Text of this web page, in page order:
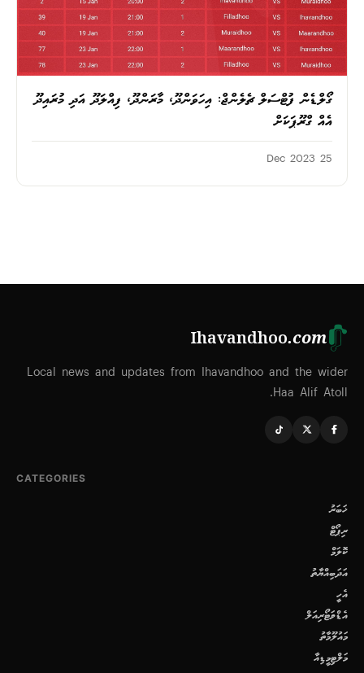
ގޯލްޑެން ފުޓްސަލް ޗެލެންޖް: އިހަވަންދޫ، މާރަންދޫ، ފިއްލަދޫ އަދި މުރައިދޫ
އެއް ގްރޫޕަކަށް
25 Dec 2023
Ihavandhoo.com
Local news and updates from Ihavandhoo and the wider
Haa Alif Atoll.
CATEGORIES
ޚަބަރު
ރިޕޯޓް
ކޮލަމް
އަދަބިއްޔާތު
އެހީ
އެޑްވަޓޯރިއަލް
މައުލޫމާތު
މަލްޓިމީޑިއާ